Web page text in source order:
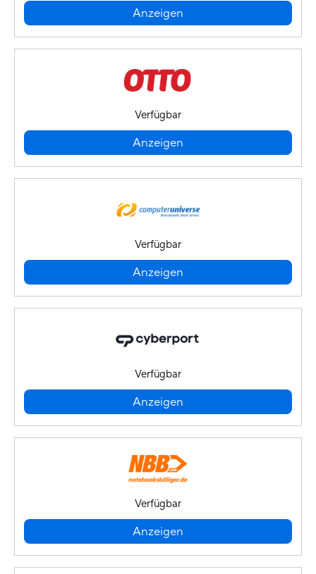
Anzeigen
Verfügbar
Anzeigen
Verfügbar
Anzeigen
Verfügbar
Anzeigen
Verfügbar
Anzeigen